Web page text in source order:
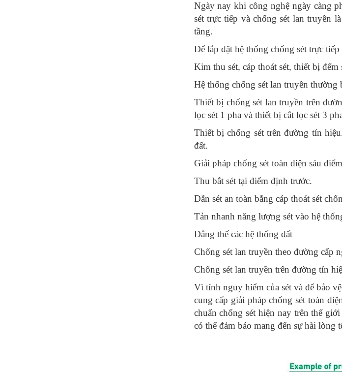
Ngày nay khi công nghệ ngày càng
sét trực tiếp và chống sét lan truyền
tầng.
Để lắp đặt hệ thống chống sét trực
Kim thu sét, cáp thoát sét, thiết bị
Hệ thống chống sét lan truyền thường
Thiết bị chống sét lan truyền trên
lọc sét 1 pha và thiết bị cắt lọc sét 3
Thiết bị chống sét trên đường tín
đất.
Giải pháp chống sét toàn diện sáu điểm
Thu bắt sét tại điểm định trước.
Dẫn sét an toàn bằng cáp thoát sét
Tản nhanh năng lượng sét vào hệ
Đẳng thế các hệ thống đất
Chống sét lan truyền theo đường cấp
Chống sét lan truyền trên đường tín
Vì tính nguy hiểm của sét và để bảo
cung cấp giải pháp chống sét toàn
chuẩn chống sét hiện nay trên thế
có thể đảm bảo mang đến sự hài lòng